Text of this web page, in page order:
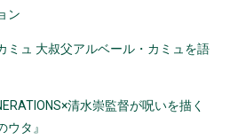
ン
ミュ 大叔父アルベール・カミュを語
清水崇監督が呪いを描く
ウタ』